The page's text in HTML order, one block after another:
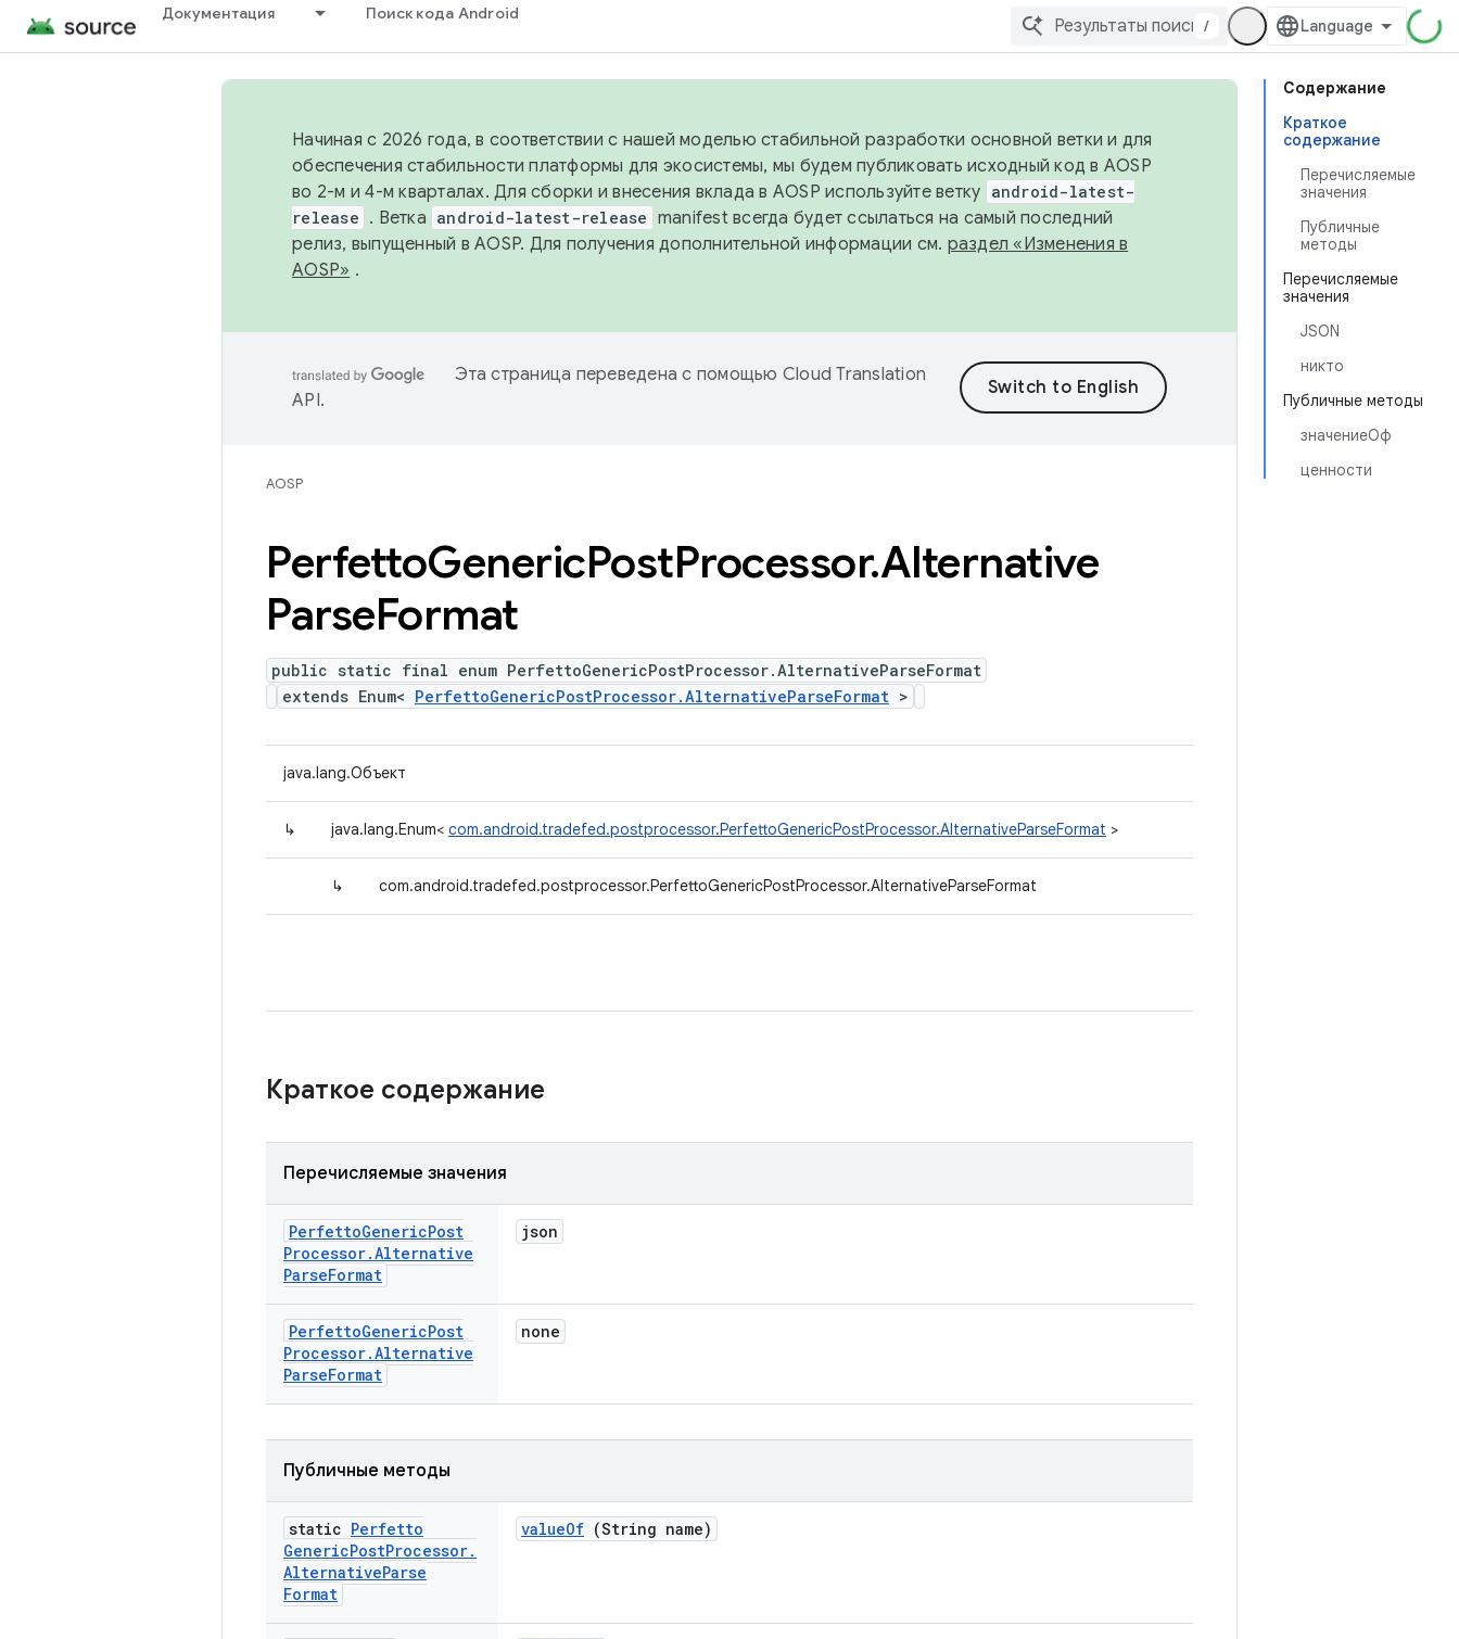
Документация Поиск кода Android
/
Содержание
Краткое
содержание
Перечисляемые
значения
Публичные
методы
Перечисляемые
значения
JSON
никто
Публичные методы
значениеОф
ценности
Начиная с 2026 года, в соответствии с нашей моделью стабильной разработки основной ветки и для
обеспечения стабильности платформы для экосистемы, мы будем публиковать исходный код в AOSP
во 2-м и 4-м кварталах. Для сборки и внесения вклада в AOSP используйте ветку android-latest-
release . Ветка android-latest-release manifest всегда будет ссылаться на самый последний
релиз, выпущенный в AOSP. Для получения дополнительной информации см. раздел «Изменения в
AOSP» .
Эта страница переведена с помощью Cloud Translation
API.
AOSP
PerfettoGenericPostProcessor.Alternative
ParseFormat
public static final enum PerfettoGenericPostProcessor.AlternativeParseFormat
extends Enum< PerfettoGenericPostProcessor.AlternativeParseFormat >
java.lang.Объект
↳ java.lang.Enum< com.android.tradefed.postprocessor.PerfettoGenericPostProcessor.AlternativeParseFormat >
↳ com.android.tradefed.postprocessor.PerfettoGenericPostProcessor.AlternativeParseFormat
Краткое содержание
Перечисляемые значения
PerfettoGenericPost
Processor.Alternative
ParseFormat
json
PerfettoGenericPost
Processor.Alternative
ParseFormat
none
Публичные методы
static Perfetto
GenericPostProcessor.
AlternativeParse
Format
valueOf (String name)